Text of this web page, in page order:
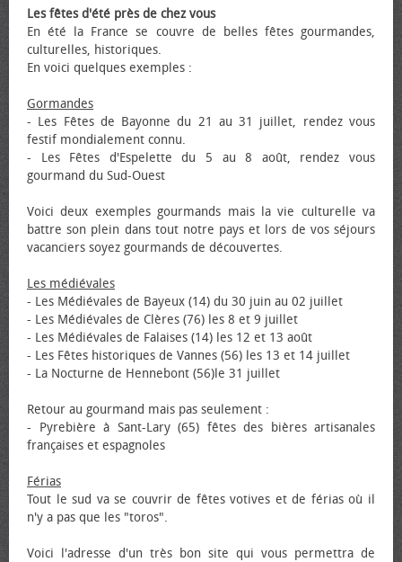
Les fêtes d'été près de chez vous
En été la France se couvre de belles fêtes gourmandes,
culturelles, historiques.
En voici quelques exemples :
Gormandes
- Les Fêtes de Bayonne du 21 au 31 juillet, rendez vous
festif mondialement connu.
- Les Fêtes d'Espelette du 5 au 8 août, rendez vous
gourmand du Sud-Ouest
Voici deux exemples gourmands mais la vie culturelle va
battre son plein dans tout notre pays et lors de vos séjours
vacanciers soyez gourmands de découvertes.
Les médiévales
- Les Médiévales de Bayeux (14) du 30 juin au 02 juillet
- Les Médiévales de Clères (76) les 8 et 9 juillet
- Les Médiévales de Falaises (14) les 12 et 13 août
- Les Fêtes historiques de Vannes (56) les 13 et 14 juillet
- La Nocturne de Hennebont (56)le 31 juillet
Retour au gourmand mais pas seulement :
- Pyrebière à Sant-Lary (65) fêtes des bières artisanales
françaises et espagnoles
Férias
Tout le sud va se couvrir de fêtes votives et de férias où il
n'y a pas que les "toros".
Voici l'adresse d'un très bon site qui vous permettra de